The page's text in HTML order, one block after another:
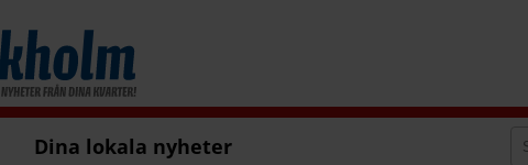
Dina lokala nyheter